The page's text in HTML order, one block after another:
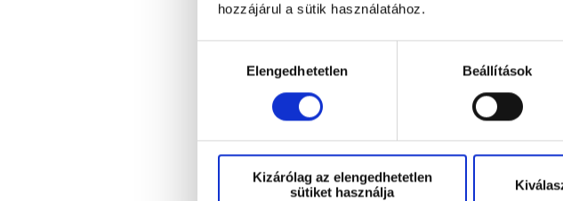
hozzájárul a sütik használatához.
kiválasztásaElengedhetetlen Beállítások
Kizárólag az elengedhetetlen
sütiket használja